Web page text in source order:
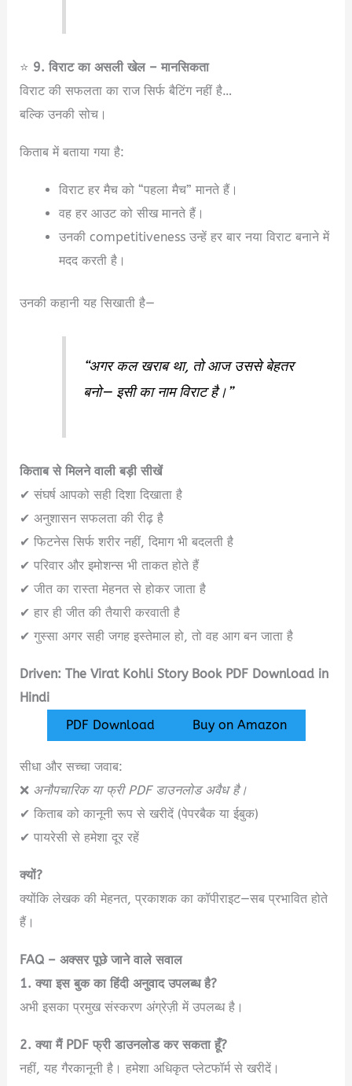
⭐ 9. विराट का असली खेल – मानसिकता
विराट की सफलता का राज सिर्फ बैटिंग नहीं है…
बल्कि उनकी सोच।
किताब में बताया गया है:
विराट हर मैच को “पहला मैच” मानते हैं।
वह हर आउट को सीख मानते हैं।
उनकी competitiveness उन्हें हर बार नया विराट बनाने में
मदद करती है।
उनकी कहानी यह सिखाती है—
“अगर कल खराब था, तो आज उससे बेहतर
बनो— इसी का नाम विराट है।”
किताब से मिलने वाली बड़ी सीखें
✔ संघर्ष आपको सही दिशा दिखाता है
✔ अनुशासन सफलता की रीढ़ है
✔ फिटनेस सिर्फ शरीर नहीं, दिमाग भी बदलती है
✔ परिवार और इमोशन्स भी ताकत होते हैं
✔ जीत का रास्ता मेहनत से होकर जाता है
✔ हार ही जीत की तैयारी करवाती है
✔ गुस्सा अगर सही जगह इस्तेमाल हो, तो वह आग बन जाता है
Driven: The Virat Kohli Story Book PDF Download in
Hindi
PDF Download
Buy on Amazon
सीधा और सच्चा जवाब:
❌ अनौपचारिक या फ्री PDF डाउनलोड अवैध है।
✔ किताब को कानूनी रूप से खरीदें (पेपरबैक या ईबुक)
✔ पायरेसी से हमेशा दूर रहें
क्यों?
क्योंकि लेखक की मेहनत, प्रकाशक का कॉपीराइट—सब प्रभावित होते
हैं।
FAQ – अक्सर पूछे जाने वाले सवाल
1. क्या इस बुक का हिंदी अनुवाद उपलब्ध है?
अभी इसका प्रमुख संस्करण अंग्रेज़ी में उपलब्ध है।
2. क्या मैं PDF फ्री डाउनलोड कर सकता हूँ?
नहीं, यह गैरकानूनी है। हमेशा अधिकृत प्लेटफॉर्म से खरीदें।